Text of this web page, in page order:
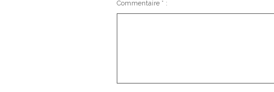
Commentaire * :